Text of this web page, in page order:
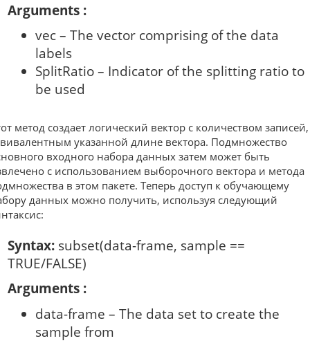
Arguments :
vec – The vector comprising of the data
labels
SplitRatio – Indicator of the splitting ratio to
be used
метод создает логический вектор с количеством записей,
указанной длине вектора. Подмножество
входного набора данных затем может быть
с использованием выборочного вектора и метода
в этом пакете. Теперь доступ к обучающему
данных можно получить, используя следующий
Syntax: subset(data-frame, sample ==
TRUE/FALSE)
Arguments :
data-frame – The data set to create the
sample from